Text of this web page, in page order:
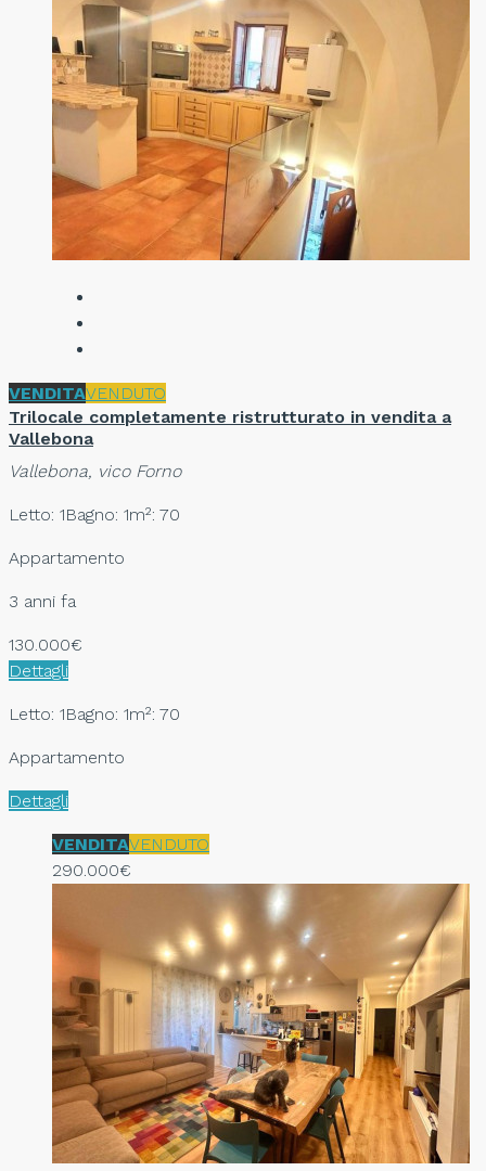
VENDITAVENDUTO
Trilocale completamente ristrutturato in vendita a
Vallebona
Vallebona, vico Forno
Letto: 1Bagno: 1m²: 70
Appartamento
3 anni fa
130.000€
Dettagli
Letto: 1Bagno: 1m²: 70
Appartamento
Dettagli
VENDITAVENDUTO
290.000€